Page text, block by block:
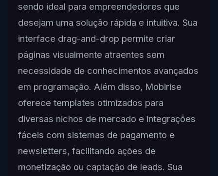
sendo ideal para empreendedores que
desejam uma solução rápida e intuitiva. Sua
interface drag-and-drop permite criar
páginas visualmente atraentes sem
necessidade de conhecimentos avançados
em programação. Além disso, Mobirise
oferece templates otimizados para
diversas nichos de mercado e integrações
fáceis com sistemas de pagamento e
newsletters, facilitando ações de
monetização ou captação de leads. Sua